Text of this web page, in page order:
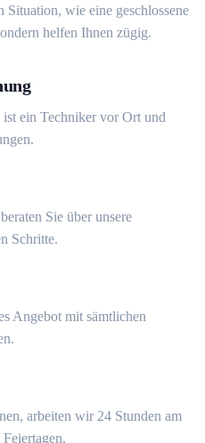
Situation, wie eine geschlossene
helfen Ihnen zügig.
ein Techniker vor Ort und
Sie über unsere
Schritte.
Angebot mit sämtlichen
arbeiten wir 24 Stunden am